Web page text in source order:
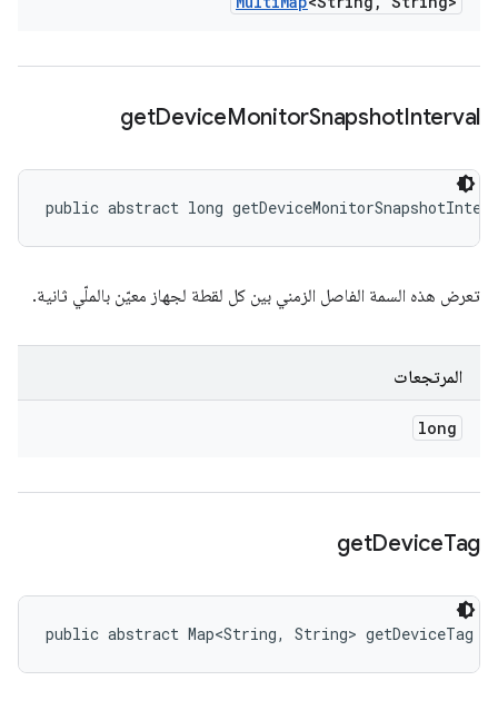
getDeviceMonitorSnapshotInterval
public abstract long
تعرض هذه السمة الفاصل الزمني بين كل لقطة لجهاز معيّن بالملّي ثانية.
المرتجعات
long
getDeviceTag
public abstract Map<String, String> getDeviceTag